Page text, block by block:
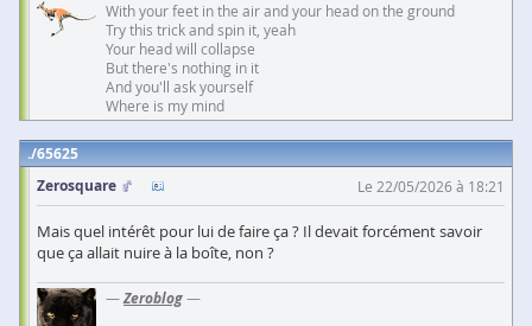
With your feet in the air and your head on the ground
Try this trick and spin it, yeah
Your head will collapse
But there's nothing in it
And you'll ask yourself
Where is my mind
65625
Zerosquare
Le 22/05/2026 à 18:21
Mais quel intérêt pour lui de faire ça ? Il devait forcément savoir
que ça allait nuire à la boîte, non ?
—Zeroblog—